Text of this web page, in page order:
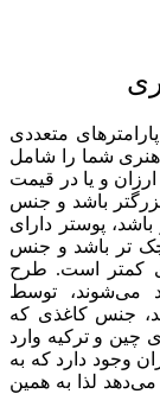
متعددی
شما را شامل
و یا در قیمت
باشد و جنس
پوستر دارای
تر باشد و جنس
کمتر است. طرح
می‌شوند، توسط
جنس کاغذی که
و ترکیه وارد
وجود دارد که به
لذا به همین